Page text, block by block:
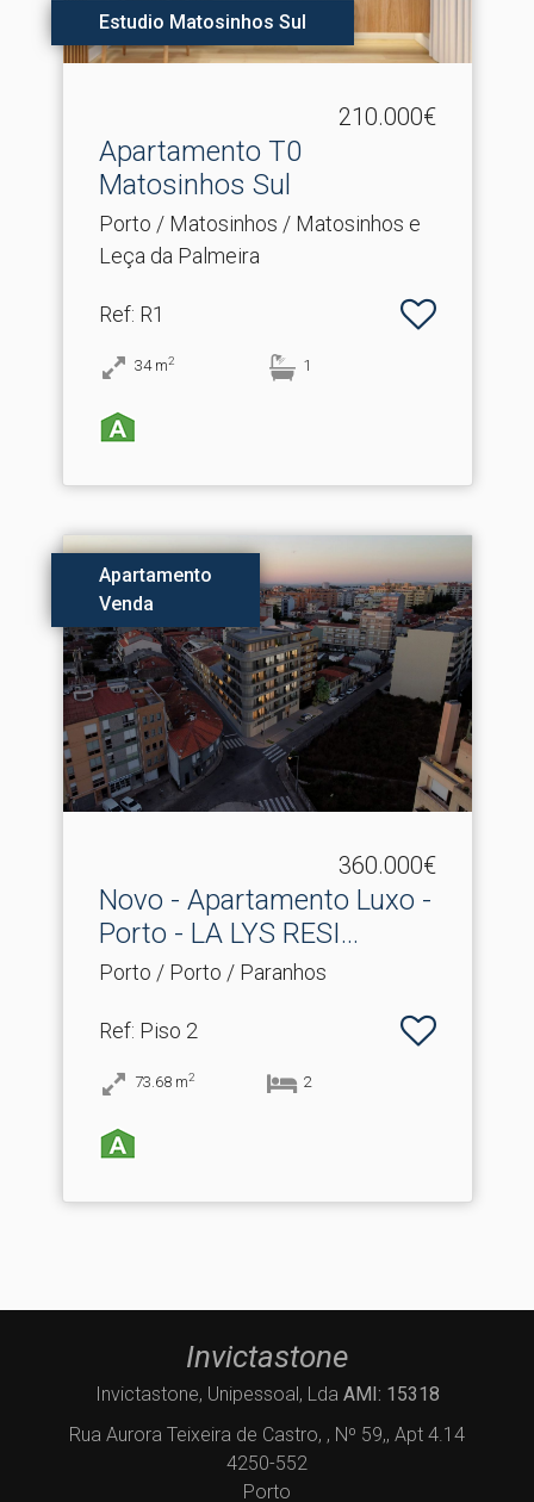
Estudio Matosinhos Sul
210.000€
Apartamento T0
Matosinhos Sul
Porto / Matosinhos / Matosinhos e
Leça da Palmeira
Ref: R1
34 m2 1
Apartamento
Venda
360.000€
Novo - Apartamento Luxo -
Porto - LA LYS RESI.​..
Porto / Porto / Paranhos
Ref: Piso 2
73.68 m2 2
Invictastone
Invictastone, Unipessoal, Lda AMI: 15318
Rua Aurora Teixeira de Castro, , Nº 59,, Apt 4.14
4250-552
Porto